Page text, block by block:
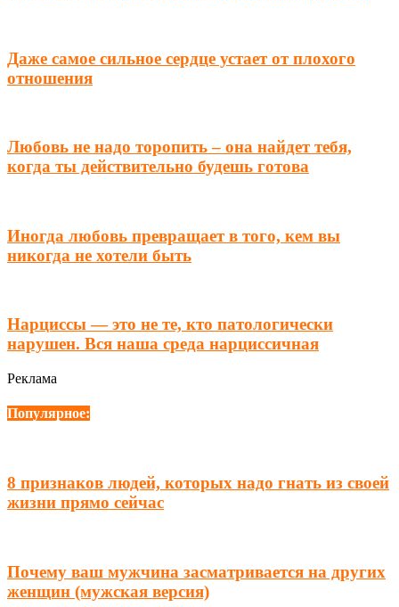
Даже самое сильное сердце устает от плохого
отношения
Любовь не надо торопить – она найдет тебя,
когда ты действительно будешь готова
Иногда любовь превращает в того, кем вы
никогда не хотели быть
Нарциссы — это не те, кто патологически
нарушен. Вся наша среда нарциссичная
Реклама
Популярное:
8 признаков людей, которых надо гнать из своей
жизни прямо сейчас
Почему ваш мужчина засматривается на других
женщин (мужская версия)